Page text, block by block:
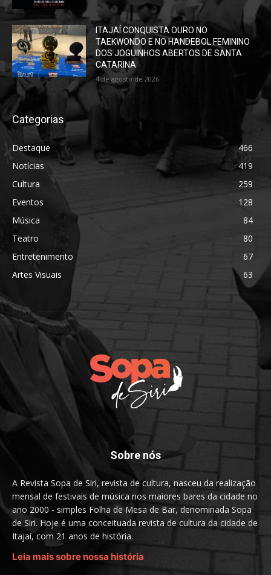
ITAJAÍ CONQUISTA OURO NO
TAEKWONDO E NO HANDEBOL FEMININO
DOS JOGUINHOS ABERTOS DE SANTA
CATARINA
4 de agosto de 2026
Categorias
Destaque
466
Notícias
419
Cultura
259
Eventos
128
Música
84
Teatro
80
Entretenimento
67
Artes Visuais
63
Sobre nós
A Revista Sopa de Siri, revista de cultura, nasceu da realização
mensal de festivais de música nos maiores bares da cidade no
ano 2000 - simples Folha de Mesa de Bar, denominada Sopa
de Siri. Hoje é uma conceituada revista de cultura da cidade de
Itajaí, com 21 anos de história.
Leia mais sobre nossa história